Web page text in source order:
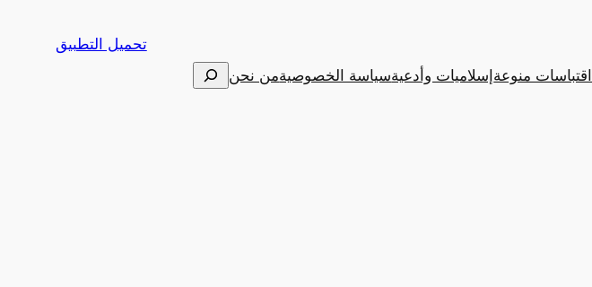
تحميل التطبيق
اقتباسات منوعة إسلاميات وأدعيةسياسة الخصوصيةمن نحن البحث